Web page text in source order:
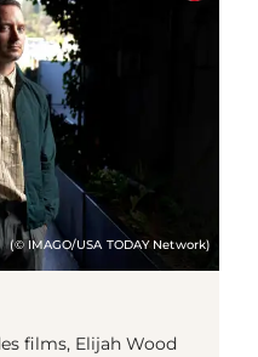
(© IMAGO/USA TODAY Network)
films, Elijah Wood